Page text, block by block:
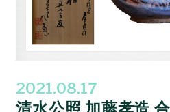
2021.08.17